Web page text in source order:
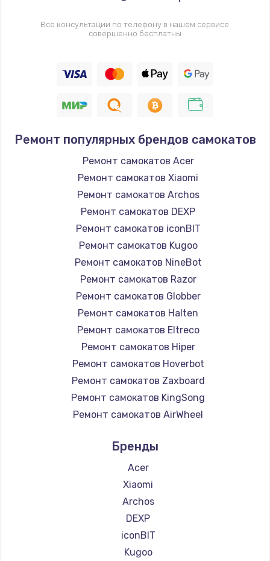
Все консультации по телефону в нашем сервисе
совершенно бесплатны
Ремонт популярных брендов самокатов
Ремонт самокатов Acer
Ремонт самокатов Xiaomi
Ремонт самокатов Archos
Ремонт самокатов DEXP
Ремонт самокатов iconBIT
Ремонт самокатов Kugoo
Ремонт самокатов NineBot
Ремонт самокатов Razor
Ремонт самокатов Globber
Ремонт самокатов Halten
Ремонт самокатов Eltreco
Ремонт самокатов Hiper
Ремонт самокатов Hoverbot
Ремонт самокатов Zaxboard
Ремонт самокатов KingSong
Ремонт самокатов AirWheel
Ремонт самокатов Hunter
Ремонт самокатов Shorner
Ремонт самокатов Joyor
Ремонт самокатов Minimotors
Ремонт самокатов Bork
Ремонт самокатов Segway
Ремонт самокатов KIRIN
Бренды
Acer
Xiaomi
Archos
DEXP
iconBIT
Kugoo